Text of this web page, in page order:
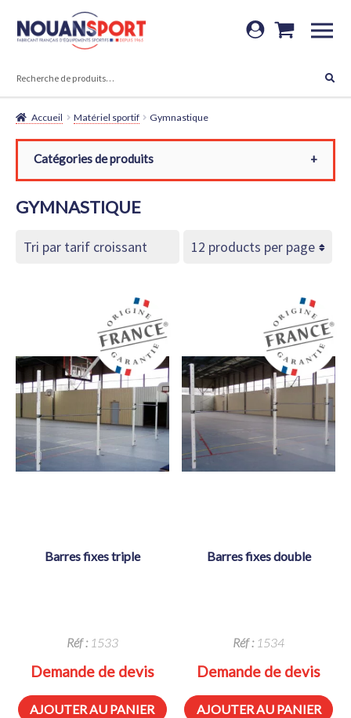
Aller
Aller
Accueil Matériel sportif Gymnastique
GYMNASTIQUE
barres fixes triple
Réf :1533
Demande de devis
AJOUTER AU PANIER
barres fixes double
Réf :1534
Demande de devis
AJOUTER AU PANIER
Catégories de produits
Matériel sportif
Gymnastique